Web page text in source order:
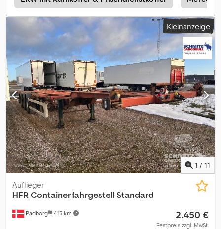
Seite des Aufbaus befindet sich eine Delle, siehe Bilder.Kurzfristig
lieferbar. Dsdjzqrazspfx Akweck Tuf: Ja EU-goedgekeurd naar:
30.06.2027 Eigengewicht: 9000 Payload: 36000 Model: Skapsemi
m/ Thermo king aggregat = Weitere Informationen = Wenden Sie
sich an ATS Norway, um weitere Informationen zu erhalten.
Kleinanzeige
1 / 11
Padborg 415 km
Auflieger
HFR Containerfahrgestell Standard
2.450 €
Festpreis zzgl. MwSt.